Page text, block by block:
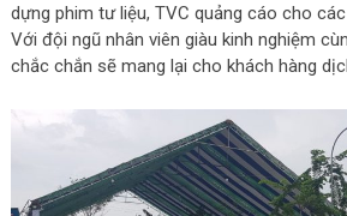
dựng phim tư liệu, TVC quảng cáo cho
Với đội ngũ nhân viên giàu kinh nghiệm
chắc chắn sẽ mang lại cho khách hàng